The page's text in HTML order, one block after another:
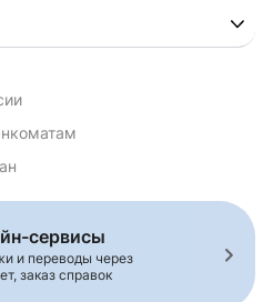
сервисы
и переводы через
заказ справок